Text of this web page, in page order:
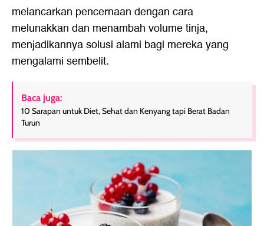
melancarkan pencernaan dengan cara
melunakkan dan menambah volume tinja,
menjadikannya solusi alami bagi mereka yang
mengalami sembelit.
Baca juga:
10 Sarapan untuk Diet, Sehat dan Kenyang tapi Berat Badan
Turun